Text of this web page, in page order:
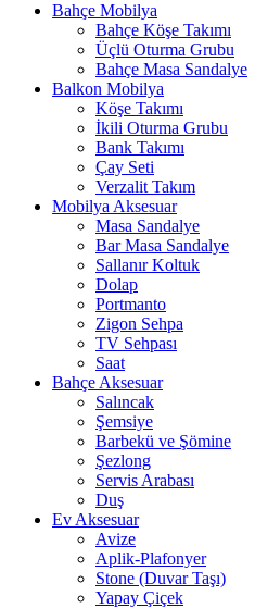
Bahçe Mobilya
Bahçe Köşe Takımı
Üçlü Oturma Grubu
Bahçe Masa Sandalye
Balkon Mobilya
Köşe Takımı
İkili Oturma Grubu
Bank Takımı
Çay Seti
Verzalit Takım
Mobilya Aksesuar
Masa Sandalye
Bar Masa Sandalye
Sallanır Koltuk
Dolap
Portmanto
Zigon Sehpa
TV Sehpası
Saat
Bahçe Aksesuar
Salıncak
Şemsiye
Barbekü ve Şömine
Şezlong
Servis Arabası
Duş
Ev Aksesuar
Avize
Aplik-Plafonyer
Stone (Duvar Taşı)
Yapay Çiçek